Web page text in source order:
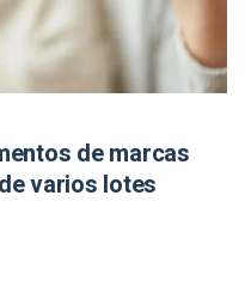
de marcas
varios lotes